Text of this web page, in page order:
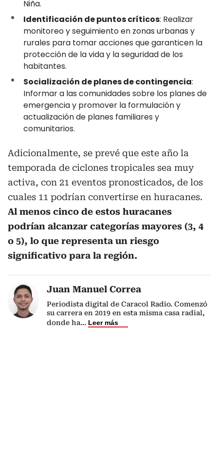
Niña.
Identificación de puntos críticos: Realizar
monitoreo y seguimiento en zonas urbanas y
rurales para tomar acciones que garanticen la
protección de la vida y la seguridad de los
habitantes.
Socialización de planes de contingencia:
Informar a las comunidades sobre los planes de
emergencia y promover la formulación y
actualización de planes familiares y
comunitarios.
Adicionalmente, se prevé que este año la
temporada de ciclones tropicales sea muy
activa, con 21 eventos pronosticados, de los
cuales 11 podrían convertirse en huracanes.
Al menos cinco de estos huracanes
podrían alcanzar categorías mayores (3, 4
o 5), lo que representa un riesgo
significativo para la región.
Juan Manuel Correa
Periodista digital de Caracol Radio. Comenzó
su carrera en 2019 en esta misma casa radial,
donde ha... Leer más